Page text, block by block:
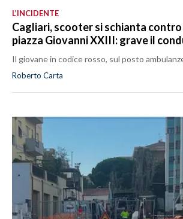
L’INCIDENTE
Cagliari, scooter si schianta
piazza Giovanni XXIII: grave il
Il giovane in codice rosso, sul posto
Roberto Carta